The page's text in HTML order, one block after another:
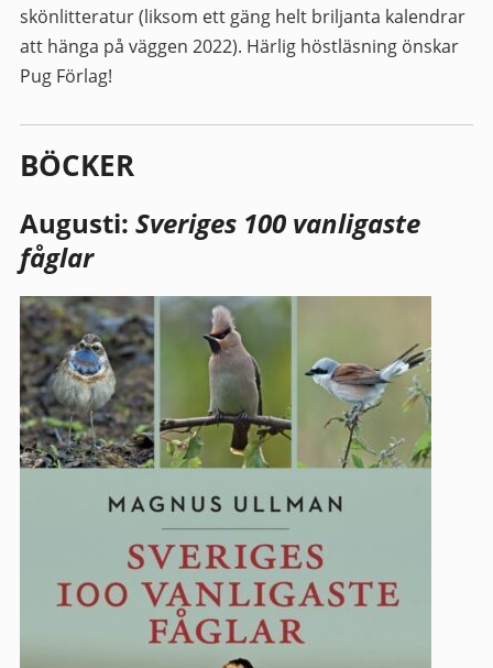
skönlitteratur (liksom ett gäng helt briljanta kalendrar
att hänga på väggen 2022). Härlig höstläsning önskar
Pug Förlag!
BÖCKER
Augusti: Sveriges 100 vanligaste
fåglar